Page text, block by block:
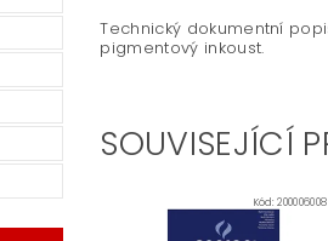
Technický dokumentní
pigmentový inkoust.
SOUVISEJÍCÍ
Kód:200006008